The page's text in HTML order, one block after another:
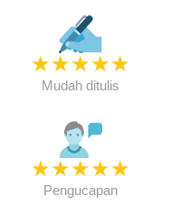
★★★★★
Mudah ditulis
★★★★★
Pengucapan